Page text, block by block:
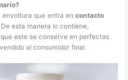
envoltura que entra encontacto
De esta manera lo contiene,
este se conserve en perfectas
al consumidor final.